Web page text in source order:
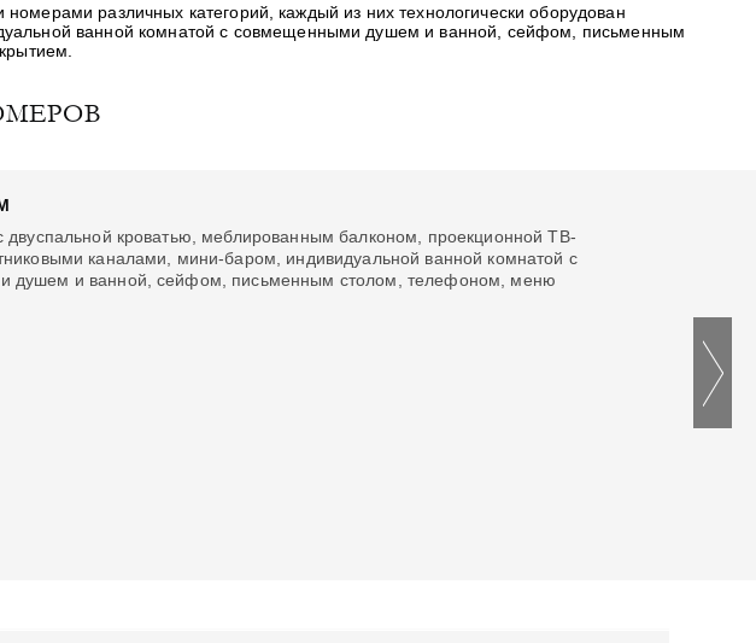
различных категорий, каждый из них технологически оборудован
ванной комнатой с совмещенными душем и ванной, сейфом, письменным
кроватью, меблированным балконом, проекционной ТВ-
каналами, мини-баром, индивидуальной ванной комнатой с
душем и ванной, сейфом, письменным столом, телефоном, меню